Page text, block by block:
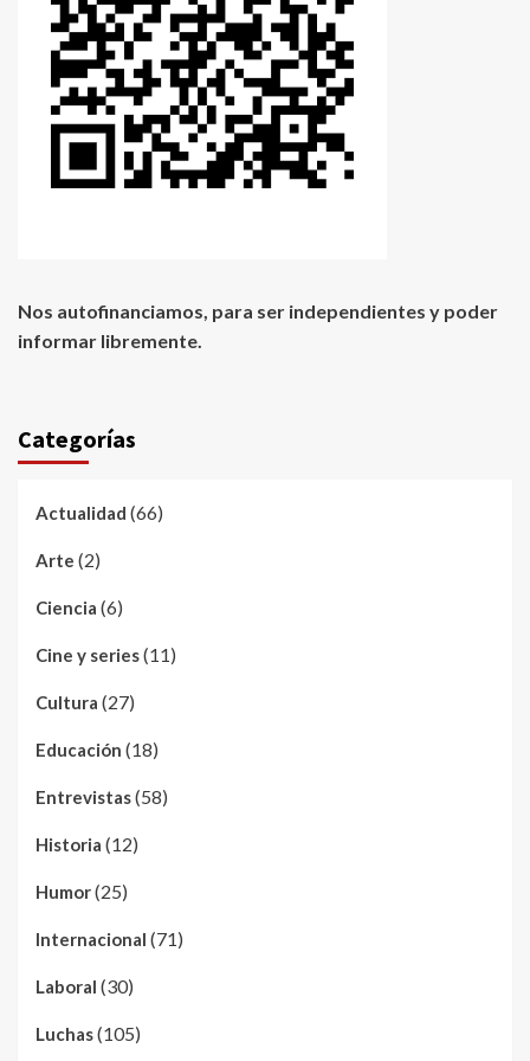
Nos autofinanciamos, para ser independientes y poder
informar libremente.
Categorías
Actualidad (66)
Arte (2)
Ciencia (6)
Cine y series(11)
Cultura (27)
Educación (18)
Entrevistas(58)
Historia (12)
Humor(25)
Internacional (71)
Laboral (30)
Luchas(105)